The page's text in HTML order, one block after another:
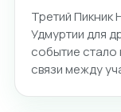
Третий Пикник
Удмуртии для
событие стало
связи между